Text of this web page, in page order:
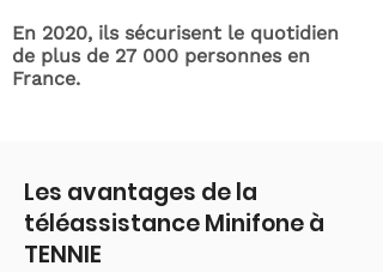
En 2020, ils sécurisent le quotidien
de plus de 27 000 personnes en
France.
Les avantages de la
téléassistance Minifone à
TENNIE